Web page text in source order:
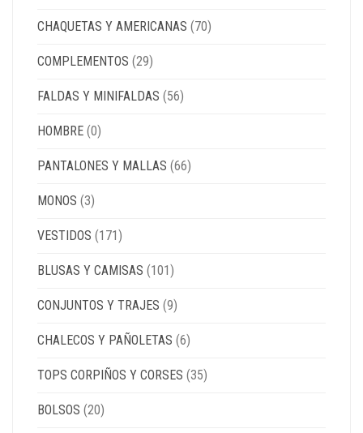
CHAQUETAS Y AMERICANAS (70)
COMPLEMENTOS (29)
FALDAS Y MINIFALDAS (56)
HOMBRE (0)
PANTALONES Y MALLAS (66)
MONOS (3)
VESTIDOS (171)
BLUSAS Y CAMISAS (101)
CONJUNTOS Y TRAJES (9)
CHALECOS Y PAÑOLETAS (6)
TOPS CORPIÑOS Y CORSES (35)
BOLSOS (20)